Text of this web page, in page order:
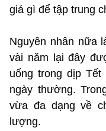
giả gì để tập trung
Nguyên nhân nữa
vài năm lại đây
uống trong dịp
ngày thường.
vừa đa dạng về
lượng.